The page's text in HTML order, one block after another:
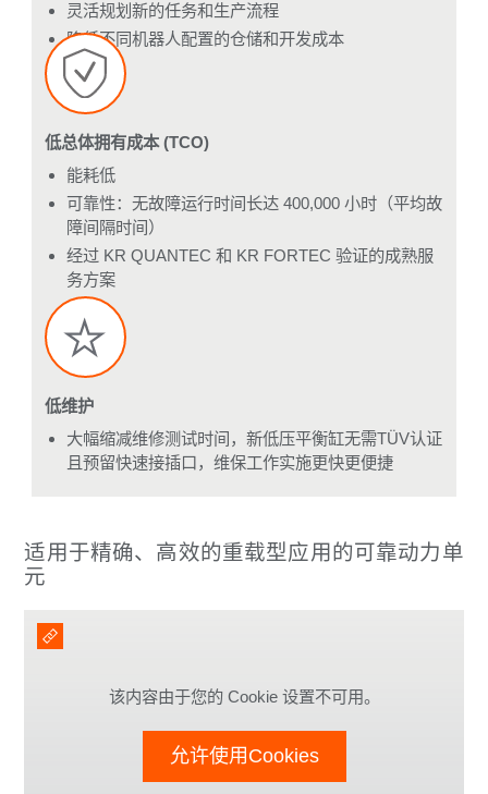
灵活规划新的任务和生产流程
降低不同机器人配置的仓储和开发成本
低总体拥有成本 (TCO)
能耗低
可靠性：无故障运行时间长达 400,000 小时（平均故
障间隔时间）
经过 KR QUANTEC 和 KR FORTEC 验证的成熟服
务方案
低维护
大幅缩减维修测试时间，新低压平衡缸无需TÜV认证
且预留快速接插口，维保工作实施更快更便捷
适用于精确、高效的重载型应用的可靠动力单
元
该内容由于您的 Cookie 设置不可用。
允许使用Cookies